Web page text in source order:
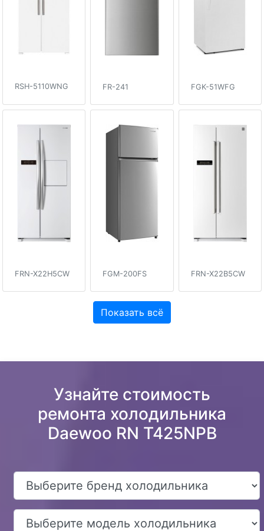
RSH-5110WNG FR-241 FGK-51WFG
FRN-X22H5CW FGM-200FS FRN-X22B5CW
Показать всё
Узнайте стоимость
ремонта холодильника
Daewoo RN T425NPB